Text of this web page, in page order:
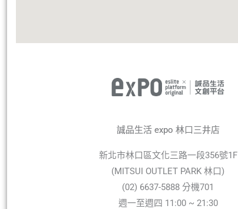
誠品生活 expo 林口三井店
新北市林口區文化三路一段356號1F
(MITSUI OUTLET PARK 林口)
(02) 6637-5888 分機701
週一至週四 11:00 ~ 21:30